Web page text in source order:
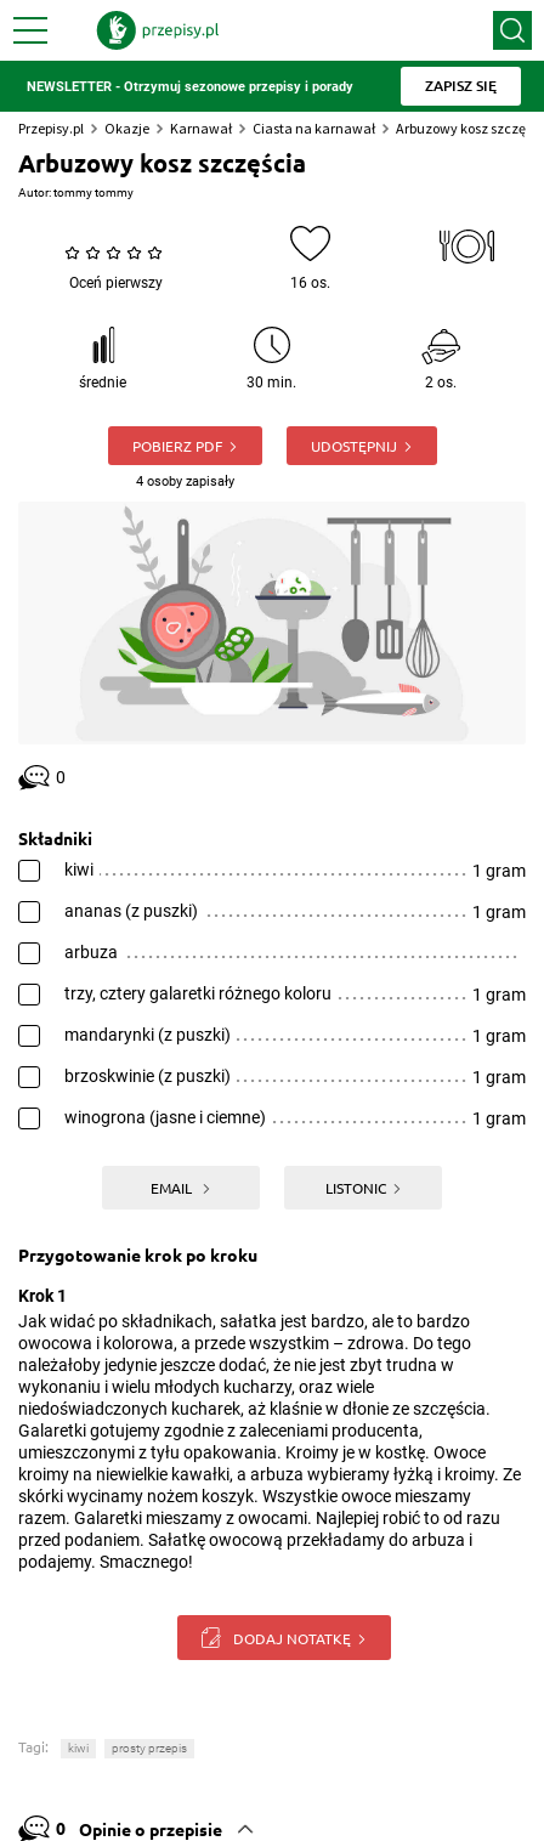
NEWSLETTER - Otrzymuj sezonowe przepisy i porady ZAPISZ SIĘ
Przepisy.pl Okazje Karnawał Ciasta na karnawał Arbuzowy kosz
Arbuzowy kosz szczęścia
Autor:tommy tommy
Oceń pierwszy 16 os.
średnie 30 min. 2 os.
POBIERZ PDF
4 osoby zapisały
UDOSTĘPNIJ
0
Składniki
kiwi 1 gram
ananas (z puszki) 1 gram
arbuza
trzy, cztery galaretki różnego koloru 1 gram
mandarynki (z puszki) 1 gram
brzoskwinie (z puszki) 1 gram
winogrona (jasne i ciemne) 1 gram
EMAIL LISTONIC
Przygotowanie krok po kroku
Krok 1
Jak widać po składnikach, sałatka jest bardzo, ale to bardzo
owocowa i kolorowa, a przede wszystkim – zdrowa. Do tego
należałoby jedynie jeszcze dodać, że nie jest zbyt trudna w
wykonaniu i wielu młodych kucharzy, oraz wiele
niedoświadczonych kucharek, aż klaśnie w dłonie ze szczęścia.
Galaretki gotujemy zgodnie z zaleceniami producenta,
umieszczonymi z tyłu opakowania. Kroimy je w kostkę. Owoce
kroimy na niewielkie kawałki, a arbuza wybieramy łyżką i kroimy. Ze
skórki wycinamy nożem koszyk. Wszystkie owoce mieszamy
razem. Galaretki mieszamy z owocami. Najlepiej robić to od razu
przed podaniem. Sałatkę owocową przekładamy do arbuza i
podajemy. Smacznego!
DODAJ NOTATKĘ
Tagi: kiwi prosty przepis
0 Opinie o przepisie